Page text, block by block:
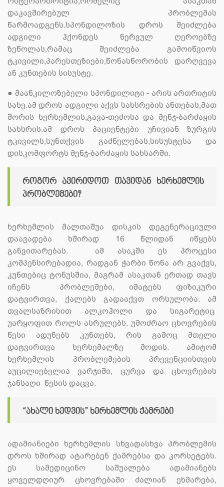
დაკავშირებულ პრობლემას
წარმოადგენს.სპონდილოზის დროს შეიძლება
ადგილი ჰქონდეს ნერვულ ღეროებზე
ზეწოლას,რამაც შეიძლება გამოიწვიოს
ტკივილი,პარესთეზიები,წონასწორობის დარღვევა
ან კუნთების სისუსტე.
● მაანკილოზებელი სპონდილიტი - არის ართრიტის
სახე.ამ დროს ადგილი აქვს სახსრების ანთებას,მათ
შორის ხერხემლის,გავა-თეძოსა და მენჯ-ბარძაყის
სახსრის.ამ დროს პაციენტები უჩივიან ზურგის
ტკივილს,სუნთქვის გაძნელებას,სისუსტესა და
დისკომფორტს მენჯ-ბარძაყის სახსარში.
როგორ ავირიდოთ თავიდან ხერხემლის
პრობლემები?
ხერხემლის მალთაშუა დისკის დეგენერაციული
დაავადება ხშირად 16 წლიდან იწყებს
განვითარებას. ამ ასაკში ეს პროცესი
კომპენსირებადია, რადგან ჭარბი წონა არ გვაქვს,
კუნთებიც ტონუსშია, მაგრამ ასაკთან ერთად თავს
იჩენს პრობლემები, იმატებს ფიზიკური
დატვირთვა, ქალებს გადააქვთ ორსულობა. ამ
თვალსაზრისით ალკოჰოლი და სიგარეტიც
უარყოფით როლს ასრულებს. უმოძრაო ცხოვრების
წესი ადუნებს კუნთებს, რის გამოც მთელი
დატვირთვა ხერხემალზე მოდის. ამიტომ
ხერხემლის პრობლემების პრევენციისთვის
აუცილიებელია ვარჯიში, ცურვა და ცხოვრების
ჯანსაღი წესის დაცვა.
“ახალი ხედვის” ხერხემლის ქამრები
ადამიანიები ხერხემლის სხვადასხვა პრობლემის
დროს ხშირად ატარებენ ქამრებსა და კორსეტებს.
ეს სამედიცინო საშუალება ადამიანებს
ყოველდღიურ ცხოვრებაში ძალიან ეხმარება,